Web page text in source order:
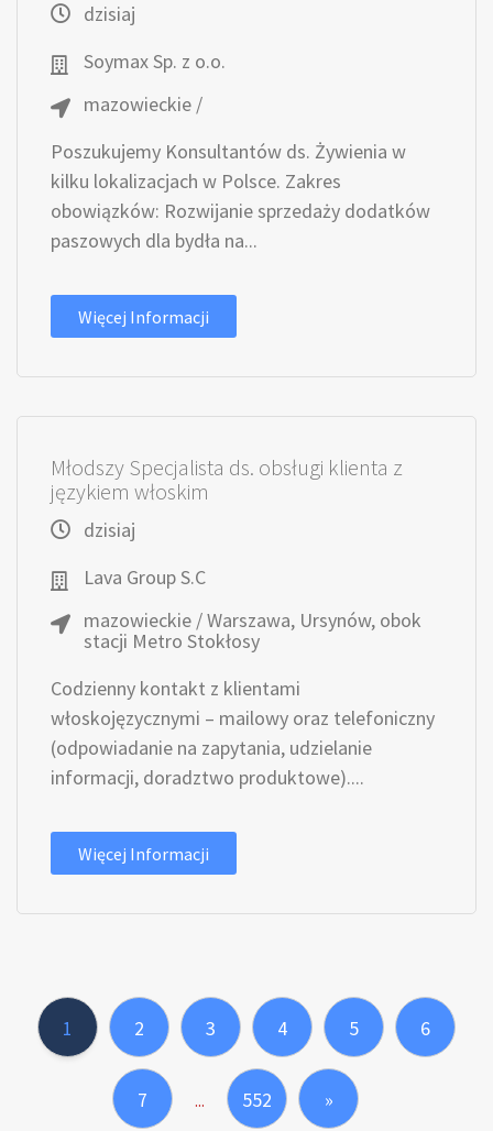
dzisiaj
Soymax Sp. z o.o.
mazowieckie /
Poszukujemy Konsultantów ds. Żywienia w
kilku lokalizacjach w Polsce. Zakres
obowiązków: Rozwijanie sprzedaży dodatków
paszowych dla bydła na...
Więcej Informacji
Młodszy Specjalista ds. obsługi klienta z
językiem włoskim
dzisiaj
Lava Group S.C
mazowieckie / Warszawa, Ursynów, obok
stacji Metro Stokłosy
Codzienny kontakt z klientami
włoskojęzycznymi – mailowy oraz telefoniczny
(odpowiadanie na zapytania, udzielanie
informacji, doradztwo produktowe)....
Więcej Informacji
1 2 3 4 5 6
7 ... 552 »